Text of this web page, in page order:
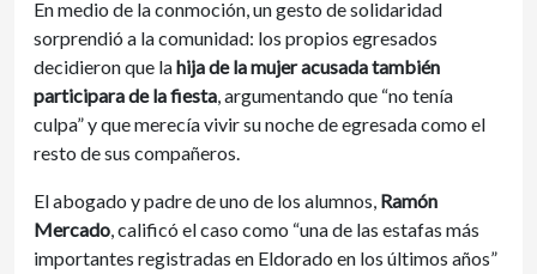
En medio de la conmoción, un gesto de solidaridad
sorprendió a la comunidad: los propios egresados
decidieron que lahija de la mujer acusada también
participara de la fiesta, argumentando que “no tenía
culpa” y que merecía vivir su noche de egresada como el
resto de sus compañeros.
El abogado y padre de uno de los alumnos, Ramón
Mercado, calificó el caso como “una de las estafas más
importantes registradas en Eldorado en los últimos años”